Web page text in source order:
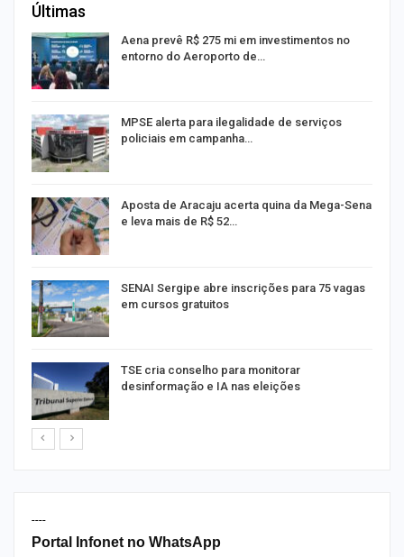
Últimas
Aena prevê R$ 275 mi em investimentos no
entorno do Aeroporto de…
MPSE alerta para ilegalidade de serviços
policiais em campanha…
Aposta de Aracaju acerta quina da Mega-Sena
e leva mais de R$ 52…
SENAI Sergipe abre inscrições para 75 vagas
em cursos gratuitos
TSE cria conselho para monitorar
desinformação e IA nas eleições
----
Portal Infonet no WhatsApp